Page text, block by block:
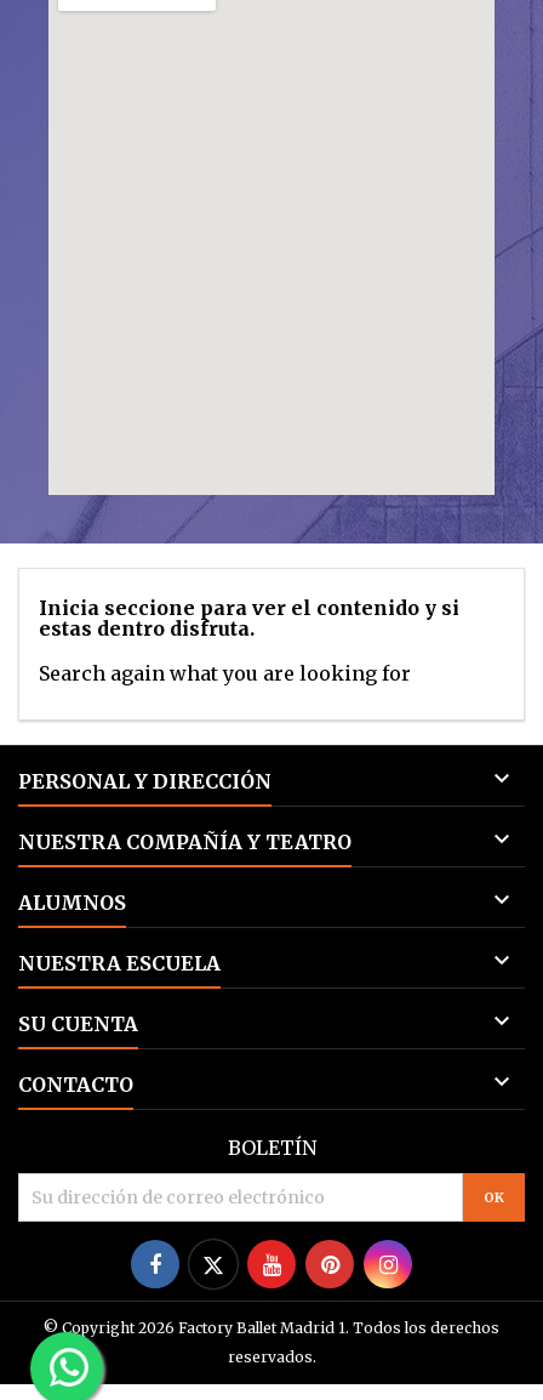
Inicia seccione para ver el contenido y si
estas dentro disfruta.
Search again what you are looking for
PERSONAL Y DIRECCIÓN 
NUESTRA COMPAÑÍA Y TEATRO 
ALUMNOS 
NUESTRA ESCUELA 
SU CUENTA 
CONTACTO 
BOLETÍN
FacebookTwitterYouTubePinterestInstagram
© Copyright 2026 Factory Ballet Madrid 1. Todos los derechos
reservados.